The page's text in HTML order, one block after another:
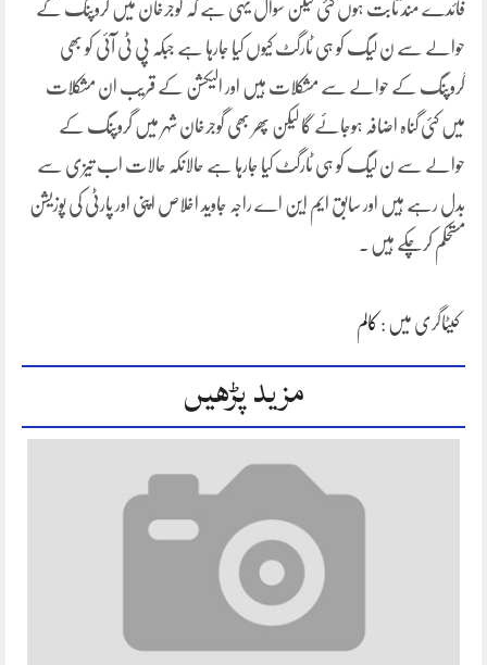
فائدے مند ثابت ہوں گئی لیکن سوال یہی ہے کہ گوجرخان میں گروپنگ کے
حوالے سے ن لیگ کو ہی ٹارگٹ کیوں کیا جارہا ہے جبکہ پی ٹی آئی کو بھی
گروپنگ کے حوالے سے مشکلات ہیں اور الیکشن کے قریب ان مشکلات
میں کئی گناہ اضافہ ہوجائے گا لیکن پھر بھی گوجرخان شہر میں گروپنگ کے
حوالے سے ن لیگ کو ہی ٹارگٹ کیا جارہا ہے حالانکہ حالات اب تیزی سے
بدل رہے ہیں اور سابق ایم این اے راجہ جاوید اخلاص اپنی اور پارٹی کی پوزیشن
مستحکم کرچکے ہیں ۔
کیٹاگری میں : کالم
مزید پڑھیں